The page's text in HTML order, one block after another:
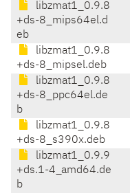
libzmat1_0.9.8
+ds-8_mips64el.d
eb
libzmat1_0.9.8
+ds-8_mipsel.deb
libzmat1_0.9.8
+ds-8_ppc64el.de
b
libzmat1_0.9.8
+ds-8_s390x.deb
libzmat1_0.9.9
+ds.1-4_amd64.de
b